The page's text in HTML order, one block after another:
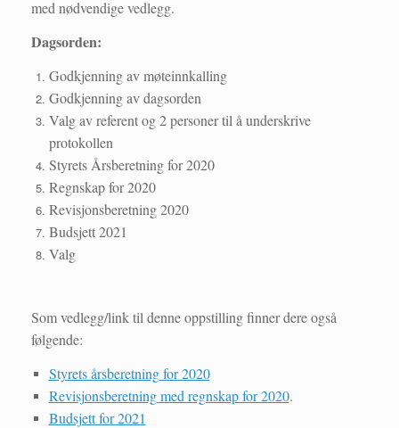
med nødvendige vedlegg.
Dagsorden:
Godkjenning av møteinnkalling
Godkjenning av dagsorden
Valg av referent og 2 personer til å underskrive
protokollen
Styrets Årsberetning for 2020
Regnskap for 2020
Revisjonsberetning 2020
Budsjett 2021
Valg
Som vedlegg/link til denne oppstilling finner dere også
følgende:
Styrets årsberetning for 2020
Revisjonsberetning med regnskap for 2020.
Budsjett for 2021